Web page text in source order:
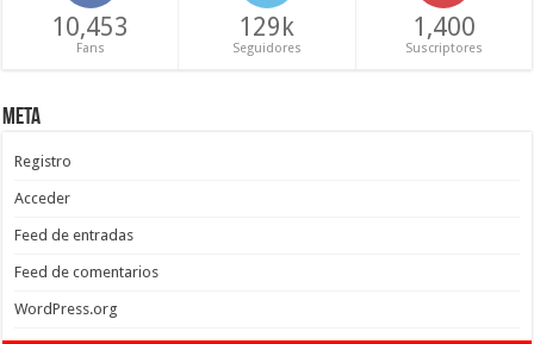
10,453
Fans
129k
Seguidores
1,400
Suscriptores
Meta
Registro
Acceder
Feed de entradas
Feed de comentarios
WordPress.org